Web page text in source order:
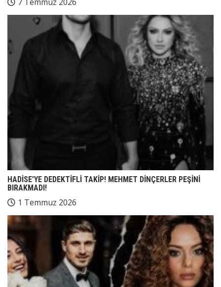
HADİSE’YE DEDEKTİFLİ TAKİP! MEHMET DİNÇERLER PEŞİNİ
BIRAKMADI!
1 Temmuz 2026